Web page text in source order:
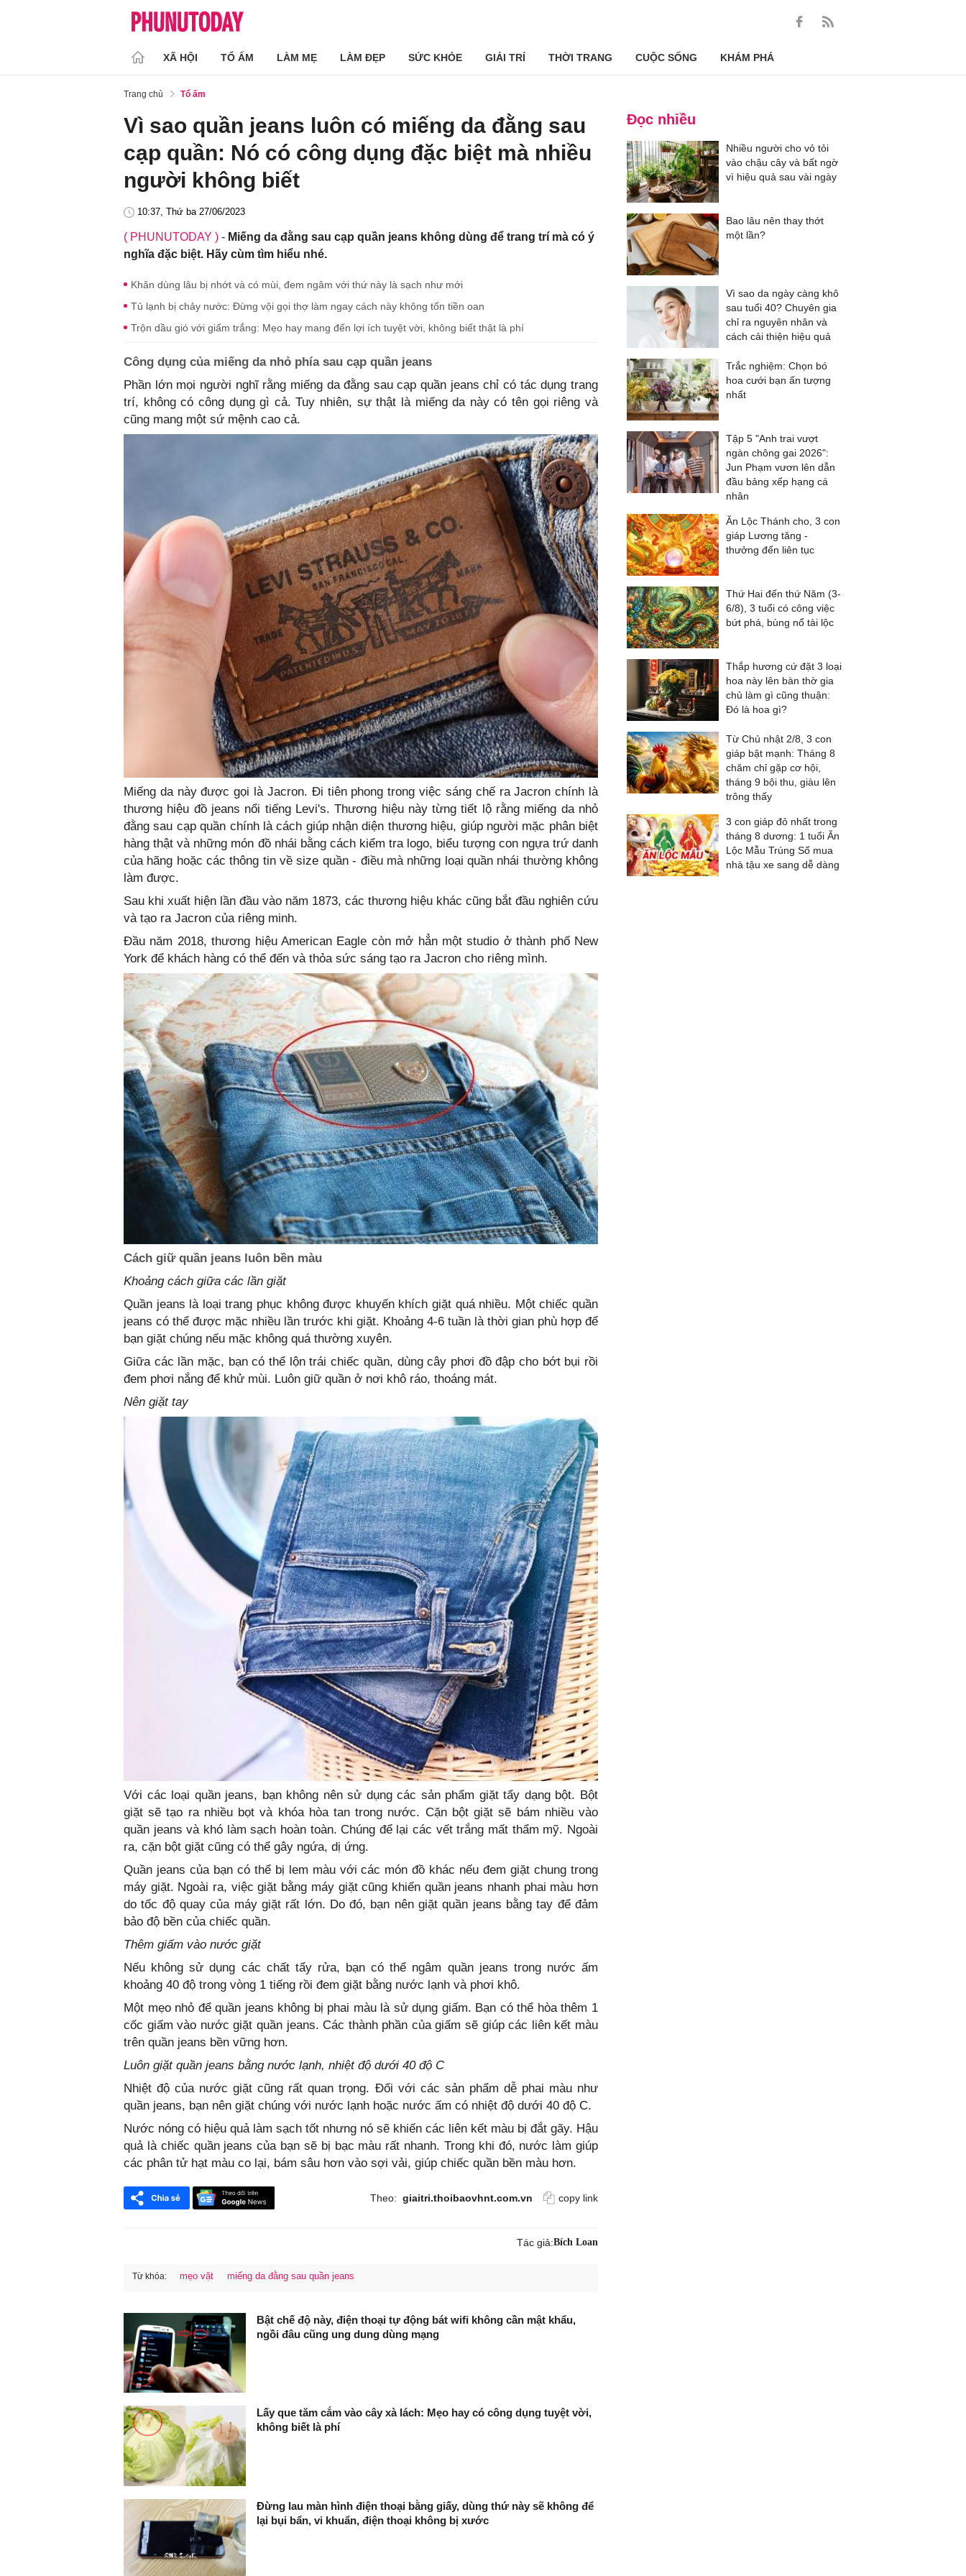
XÃ HỘI TỔ ẤM LÀM MẸ LÀM ĐẸP SỨC KHỎE GIẢI TRÍ THỜI TRANG CUỘC SỐNG KHÁM PHÁ
Trang chủ Tổ ấm
Vì sao quần jeans luôn có miếng da đằng sau
cạp quần: Nó có công dụng đặc biệt mà nhiều
người không biết
10:37, Thứ ba 27/06/2023
( PHUNUTODAY ) - Miếng da đằng sau cạp quần jeans không dùng để trang trí mà có ý
nghĩa đặc biệt. Hãy cùm tìm hiểu nhé.
Khăn dùng lâu bị nhớt và có mùi, đem ngâm với thứ này là sạch như mới
Tủ lạnh bị chảy nước: Đừng vội gọi thợ làm ngay cách này không tốn tiền oan
Trộn dầu gió với giấm trắng: Mẹo hay mang đến lợi ích tuyệt vời, không biết thật là phí
Công dụng của miếng da nhỏ phía sau cạp quần jeans
Phần lớn mọi người nghĩ rằng miếng da đằng sau cạp quần jeans chỉ có tác dụng trang
trí, không có công dụng gì cả. Tuy nhiên, sự thật là miếng da này có tên gọi riêng và
cũng mang một sứ mệnh cao cả.
Miếng da này được gọi là Jacron. Đi tiên phong trong việc sáng chế ra Jacron chính là
thương hiệu đồ jeans nổi tiếng Levi's. Thương hiệu này từng tiết lộ rằng miếng da nhỏ
đằng sau cạp quần chính là cách giúp nhận diện thương hiệu, giúp người mặc phân biệt
hàng thật và những món đồ nhái bằng cách kiểm tra logo, biểu tượng con ngựa trứ danh
của hãng hoặc các thông tin về size quần - điều mà những loại quần nhái thường không
làm được.
Sau khi xuất hiện lần đầu vào năm 1873, các thương hiệu khác cũng bắt đầu nghiên cứu
và tạo ra Jacron của riêng minh.
Đầu năm 2018, thương hiệu American Eagle còn mở hẳn một studio ở thành phố New
York để khách hàng có thể đến và thỏa sức sáng tạo ra Jacron cho riêng mình.
Cách giữ quần jeans luôn bền màu
Khoảng cách giữa các lần giặt
Quần jeans là loại trang phục không được khuyến khích giặt quá nhiều. Một chiếc quần
jeans có thể được mặc nhiều lần trước khi giặt. Khoảng 4-6 tuần là thời gian phù hợp để
bạn giặt chúng nếu mặc không quá thường xuyên.
Giữa các lần mặc, bạn có thể lộn trái chiếc quần, dùng cây phơi đồ đập cho bớt bụi rồi
đem phơi nắng để khử mùi. Luôn giữ quần ở nơi khô ráo, thoáng mát.
Nên giặt tay
Với các loại quần jeans, bạn không nên sử dụng các sản phẩm giặt tẩy dạng bột. Bột
giặt sẽ tạo ra nhiều bọt và khóa hòa tan trong nước. Cặn bột giặt sẽ bám nhiều vào
quần jeans và khó làm sạch hoàn toàn. Chúng để lại các vết trắng mất thẩm mỹ. Ngoài
ra, cặn bột giặt cũng có thể gây ngứa, dị ứng.
Quần jeans của bạn có thể bị lem màu với các món đồ khác nếu đem giặt chung trong
máy giặt. Ngoài ra, việc giặt bằng máy giặt cũng khiến quần jeans nhanh phai màu hơn
do tốc độ quay của máy giặt rất lớn. Do đó, bạn nên giặt quần jeans bằng tay để đảm
bảo độ bền của chiếc quần.
Thêm giấm vào nước giặt
Nếu không sử dụng các chất tẩy rửa, bạn có thể ngâm quần jeans trong nước ấm
khoảng 40 độ trong vòng 1 tiếng rồi đem giặt bằng nước lạnh và phơi khô.
Một mẹo nhỏ để quần jeans không bị phai màu là sử dụng giấm. Bạn có thể hòa thêm 1
cốc giấm vào nước giặt quần jeans. Các thành phần của giấm sẽ giúp các liên kết màu
trên quần jeans bền vững hơn.
Luôn giặt quần jeans bằng nước lạnh, nhiệt độ dưới 40 độ C
Nhiệt độ của nước giặt cũng rất quan trọng. Đối với các sản phẩm dễ phai màu như
quần jeans, bạn nên giặt chúng với nước lạnh hoặc nước ấm có nhiệt độ dưới 40 độ C.
Nước nóng có hiệu quả làm sạch tốt nhưng nó sẽ khiến các liên kết màu bị đắt gãy. Hậu
quả là chiếc quần jeans của bạn sẽ bị bạc màu rất nhanh. Trong khi đó, nước làm giúp
các phân tử hạt màu co lại, bám sâu hơn vào sợi vải, giúp chiếc quần bền màu hơn.
Theo: giaitri.thoibaovhnt.com.vn copy link
Tác giả:Bích Loan
Từ khóa: mẹo vặt miếng da đằng sau quần jeans
Bật chế độ này, điện thoại tự động bát wifi không cần mật khẩu,
ngồi đâu cũng ung dung dùng mạng
Lấy que tăm cắm vào cây xà lách: Mẹo hay có công dụng tuyệt vời,
không biết là phí
Đừng lau màn hình điện thoại bằng giấy, dùng thứ này sẽ không để
lại bụi bẩn, vi khuẩn, điện thoại không bị xước
Đọc nhiều
Nhiều người cho vỏ tỏi
vào chậu cây và bất ngờ
vì hiệu quả sau vài ngày
Bao lâu nên thay thớt
một lần?
Vì sao da ngày càng khô
sau tuổi 40? Chuyên gia
chỉ ra nguyên nhân và
cách cải thiện hiệu quả
Trắc nghiệm: Chọn bó
hoa cưới bạn ấn tượng
nhất
Tập 5 "Anh trai vượt
ngàn chông gai 2026":
Jun Phạm vươn lên dẫn
đầu bảng xếp hạng cá
nhân
Ăn Lộc Thánh cho, 3 con
giáp Lương tăng -
thưởng đến liên tục
Thứ Hai đến thứ Năm (3-
6/8), 3 tuổi có công việc
bứt phá, bùng nổ tài lộc
Thắp hương cứ đặt 3 loại
hoa này lên bàn thờ gia
chủ làm gì cũng thuận:
Đó là hoa gì?
Từ Chủ nhật 2/8, 3 con
giáp bật mạnh: Tháng 8
chăm chỉ gặp cơ hội,
tháng 9 bội thu, giàu lên
trông thấy
3 con giáp đỏ nhất trong
tháng 8 dương: 1 tuổi Ăn
Lộc Mẫu Trúng Số mua
nhà tậu xe sang dễ dàng